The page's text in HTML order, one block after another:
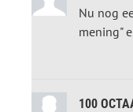
Nu nog
mening"
100